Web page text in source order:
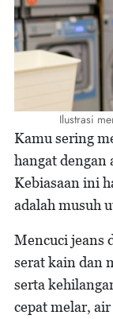
Ilustrasi
Kamu sering
hangat dengan
Kebiasaan ini
adalah musuh
Mencuci jeans
serat kain dan
serta
cepat melar,